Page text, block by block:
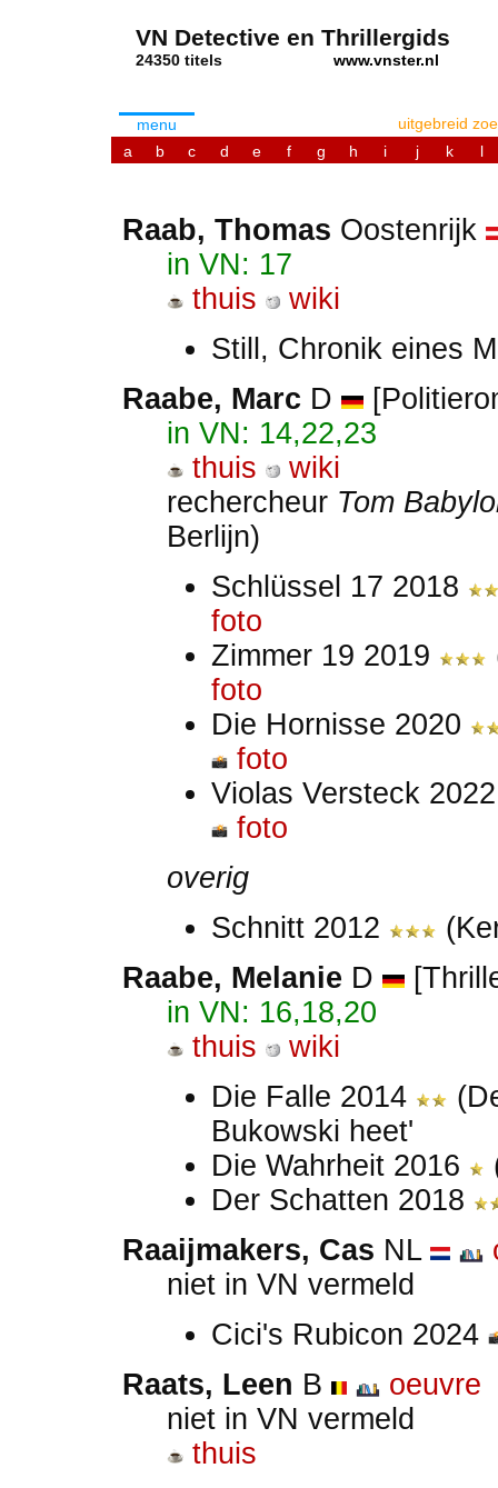
VN Detective en Thrillergids
24350 titels www.vnster.nl
menu
uitgebreid
a
b c d e f g h i j k l
Raab, Thomas Oostenrijk
in VN: 17
thuis
wiki
Still, Chronik eines
Raabe, Marc D
in VN: 14,22,23
thuis
wiki
rechercheur Tom
Berlijn)
Schlüssel 17 2018
foto
Zimmer 19 2019
foto
Die Hornisse 2020
foto
Violas Versteck
foto
overig
Schnitt 2012
Raabe, Melanie D
in VN: 16,18,20
thuis
wiki
Die Falle 2014
Bukowski heet'
Die Wahrheit 2016
Der Schatten 2018
Raaijmakers, Cas NL
niet in VN vermeld
Cici's Rubicon 2024
Raats, Leen B
oeuvre
niet in VN vermeld
thuis